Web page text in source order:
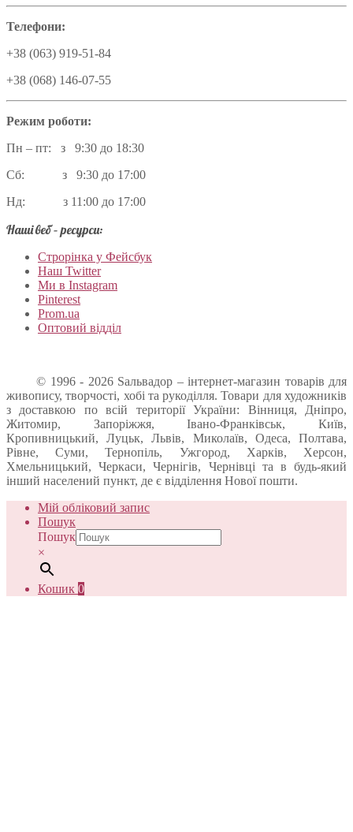
Телефони:
+38 (063) 919-51-84
+38 (068) 146-07-55
Режим роботи:
Пн – пт: з 9:30 до 18:30
Сб: з 9:30 до 17:00
Нд: з 11:00 до 17:00
Наші веб – ресурси:
Строрінка у Фейсбук
Наш Twitter
Ми в Instagram
Pinterest
Prom.ua
Оптовий відділ
© 1996 - 2026 Sальвадор – інтернет-магазин товарів для
живопису, творчості, хобі та рукоділля. Товари для художників
з доставкою по всій території України: Вінниця, Дніпро,
Житомир, Запоріжжя, Івано-Франківськ, Київ,
Кропивницький, Луцьк, Львів, Миколаїв, Одеса, Полтава,
Рівне, Суми, Тернопіль, Ужгород, Харків, Херсон,
Хмельницький, Черкаси, Чернігів, Чернівці та в будь-який
інший населений пункт, де є відділення Нової пошти.
Мій обліковий запис
Пошук
Пошук
×
Кошик 0